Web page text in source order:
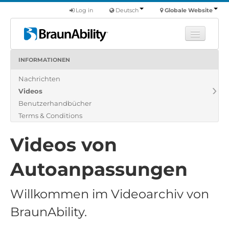
Globale Website
Deutsch
Log in
Produkte
Über uns
Finde einen Händler
INFORMATIONEN
Nachrichten
Videos
Benutzerhandbücher
Terms & Conditions
Videos von
Autoanpassungen
Willkommen im Videoarchiv von
BraunAbility.